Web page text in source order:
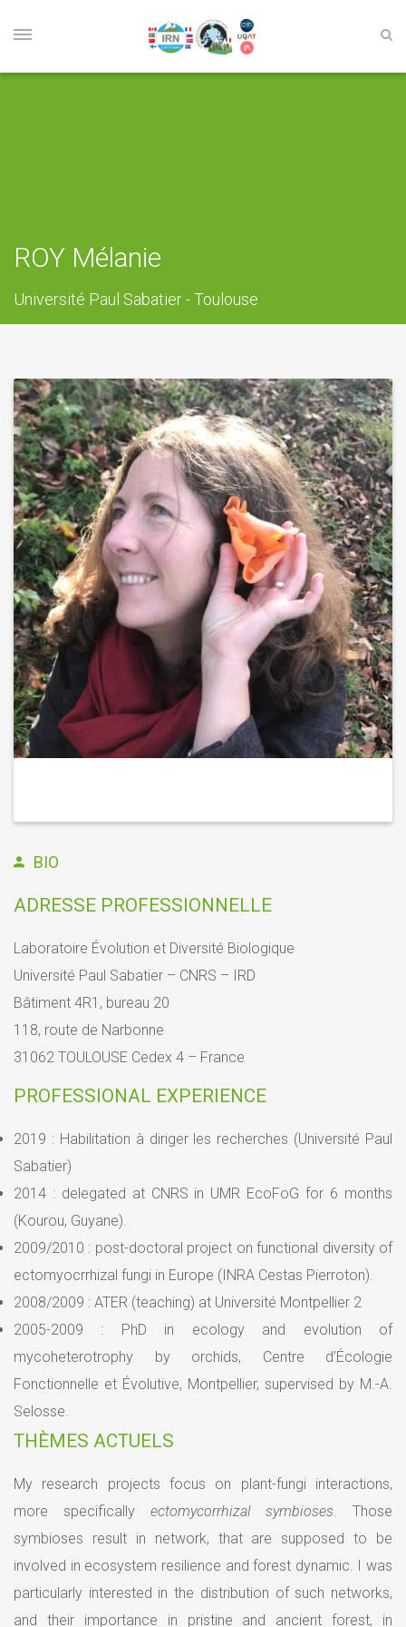
ROY Mélanie
Université Paul Sabatier - Toulouse
BIO
ADRESSE PROFESSIONNELLE
Laboratoire Évolution et Diversité Biologique
Université Paul Sabatier – CNRS – IRD
Bâtiment 4R1, bureau 20
118, route de Narbonne
31062 TOULOUSE Cedex 4 – France
PROFESSIONAL EXPERIENCE
2019 : Habilitation à diriger les recherches (Université Paul
Sabatier)
2014 : delegated at CNRS in UMR EcoFoG for 6 months
(Kourou, Guyane).
2009/2010 : post-doctoral project on functional diversity of
ectomyocrrhizal fungi in Europe (INRA Cestas Pierroton).
2008/2009 : ATER (teaching) at Université Montpellier 2
2005-2009 : PhD in ecology and evolution of
mycoheterotrophy by orchids, Centre d’Écologie
Fonctionnelle et Évolutive, Montpellier, supervised by M.-A.
Selosse.
THÈMES ACTUELS
My research projects focus on plant-fungi interactions,
more specifically ectomycorrhizal symbioses. Those
symbioses result in network, that are supposed to be
involved in ecosystem resilience and forest dynamic. I was
particularly interested in the distribution of such networks,
and their importance in pristine and ancient forest, in